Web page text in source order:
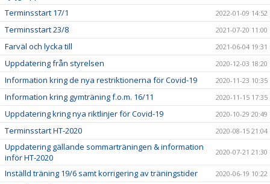
Terminsstart 17/1 2022-01-09 14:52
Terminsstart 23/8 2021-07-20 11:00
Farväl och lycka till 2021-06-04 19:31
Uppdatering från styrelsen 2020-12-03 18:20
Information kring de nya restriktionerna för Covid-19 2020-11-23 10:35
Information kring gymträning f.o.m. 16/11 2020-11-15 17:35
Uppdatering kring nya riktlinjer för Covid-19 2020-10-29 20:49
Terminsstart HT-2020 2020-08-15 21:04
Uppdatering gällande sommarträningen & information
inför HT-2020
2020-07-21 21:30
Inställd träning 19/6 samt korrigering av träningstider 2020-06-19 10:22